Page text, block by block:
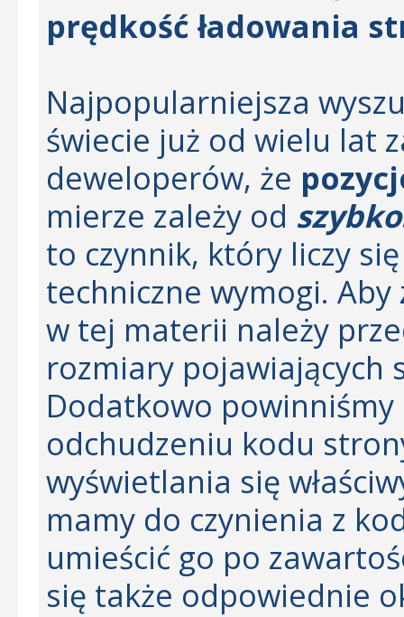
prędkość ładowania
Najpopularniejsza
świecie już od wielu lat
deweloperów, że
mierze zależy od
to czynnik, który liczy
techniczne wymogi.
w tej materii należy
rozmiary pojawiających
Dodatkowo
odchudzeniu kodu
wyświetlania się
mamy do czynienia z
umieścić go po
się także odpowiednie